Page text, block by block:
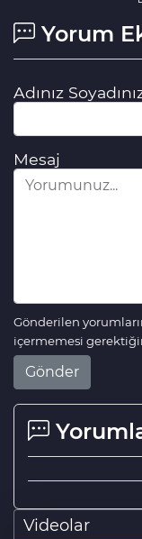
Yorum
Adınız
Mesaj
Gönderilen
içermemesi
Gönder
Videolar